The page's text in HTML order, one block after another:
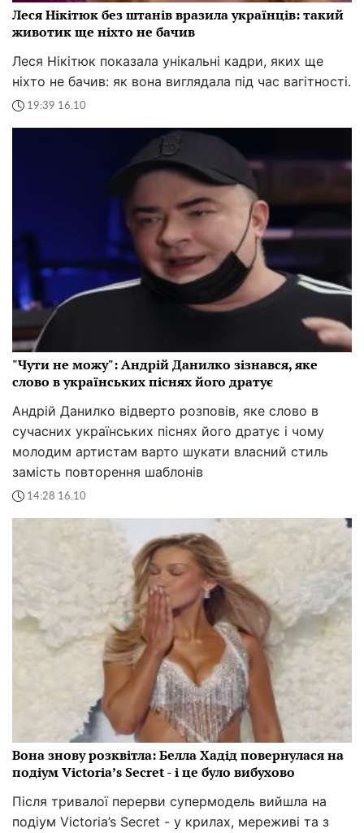
Леся Нікітюк без штанів вразила українців: такий
животик ще ніхто не бачив
Леся Нікітюк показала унікальні кадри, яких ще
ніхто не бачив: як вона виглядала під час вагітності.
19:39 16.10
"Чути не можу": Андрій Данилко зізнався, яке
слово в українських піснях його дратує
Андрій Данилко відверто розповів, яке слово в
сучасних українських піснях його дратує і чому
молодим артистам варто шукати власний стиль
замість повторення шаблонів
14:28 16.10
Вона знову розквітла: Белла Хадід повернулася на
подіум Victoria’s Secret - і це було вибухово
Після тривалої перерви супермодель вийшла на
подіум Victoria’s Secret - у крилах, мереживі та з